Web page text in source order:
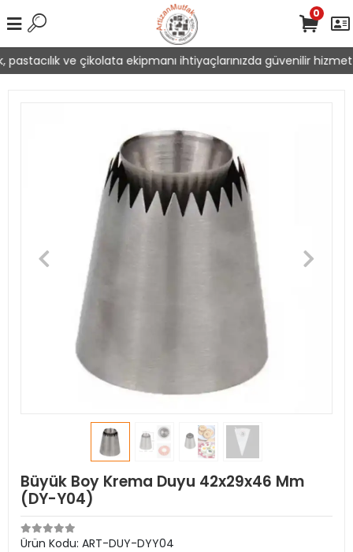
ve çikolata ekipmanı ihtiyaçlarınızda güvenilir hizmet
0
Büyük Boy Krema Duyu 42x29x46 Mm
(DY-Y04)
Ürün Kodu: ART-DUY-DYY04